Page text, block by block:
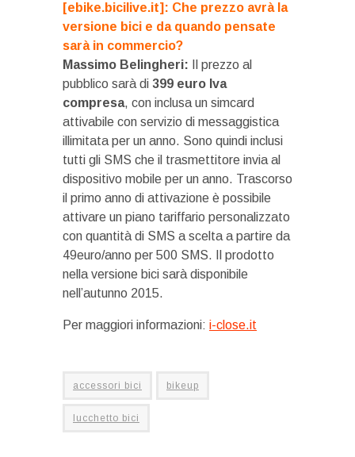
[ebike.bicilive.it]: Che prezzo avrà la
versione bici e da quando pensate
sarà in commercio?
Massimo Belingheri: Il prezzo al
pubblico sarà di 399 euro Iva
compresa, con inclusa un simcard
attivabile con servizio di messaggistica
illimitata per un anno. Sono quindi inclusi
tutti gli SMS che il trasmettitore invia al
dispositivo mobile per un anno. Trascorso
il primo anno di attivazione è possibile
attivare un piano tariffario personalizzato
con quantità di SMS a scelta a partire da
49euro/anno per 500 SMS. Il prodotto
nella versione bici sarà disponibile
nell’autunno 2015.
Per maggiori informazioni: i-close.it
accessori bici bikeup
lucchetto bici